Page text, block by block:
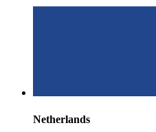
Netherlands